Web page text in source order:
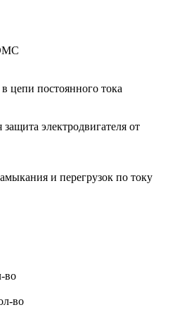
цепи постоянного тока
электродвигателя от
и перегрузок по току
во
во